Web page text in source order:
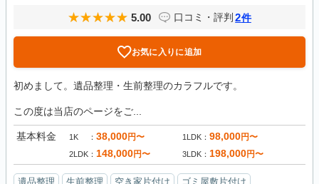
5.00 口コミ・評判 2件
お気に入りに追加
初めまして。遺品整理・生前整理のカラフルです。
この度は当店のページをご...
基本料金 1K 38,000円〜 1LDK 98,000円〜
2LDK 148,000円〜 3LDK 198,000円〜
遺品整理 生前整理 空き家片付け
ゴミ屋敷片付け